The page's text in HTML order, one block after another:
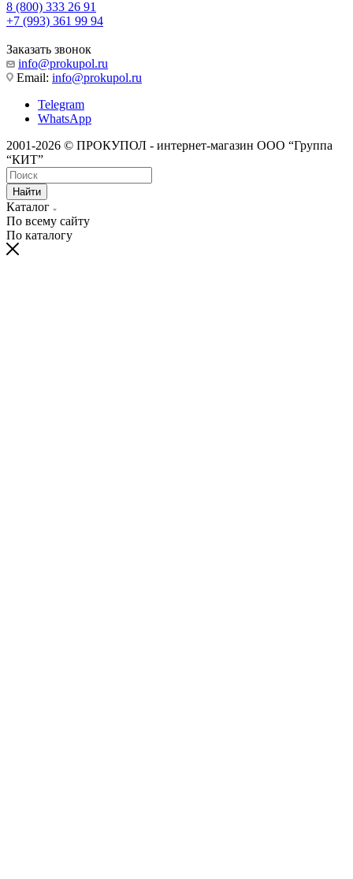
8 (800) 333 26 91
+7 (993) 361 99 94
Заказать звонок
info@prokupol.ru
Email: info@prokupol.ru
Telegram
WhatsApp
2001-2026 © ПРОКУПОЛ - интернет-магазин ООО “Группа
“КИТ”
Найти
Каталог
По всему сайту
По каталогу